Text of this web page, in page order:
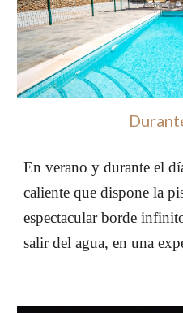
En verano y durante el
caliente que dispone la
espectacular borde
salir del agua, en una